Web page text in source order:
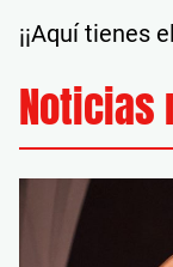
¡¡Aquí tienes
Noticias